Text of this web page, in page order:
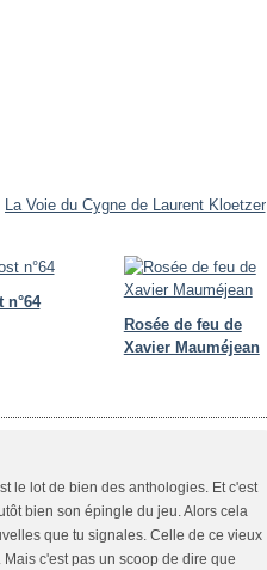
La Voie du Cygne de Laurent Kloetzer
n°64
Rosée de feu de
Xavier Mauméjean
le lot de bien des anthologies. Et c'est
bien son épingle du jeu. Alors cela
que tu signales. Celle de ce vieux
c'est pas un scoop de dire que